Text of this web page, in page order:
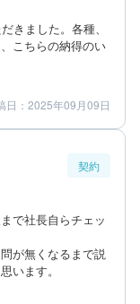
きました。各種、
こちらの納得のい
り 5
日：2025年09月09日
契約
で社長自らチェッ
が無くなるまで説
います。